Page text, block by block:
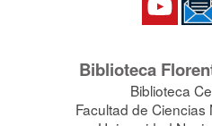
Biblioteca
Biblioteca
Facultad de